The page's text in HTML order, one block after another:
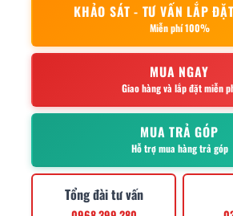
KHẢO SÁT - TƯ VẤN LẮP
Miễn phí 100%
MUA NGAY
Giao hàng và lắp đặt miễn
MUA TRẢ GÓP
Hỗ trợ mua hàng trả góp
Tổng đài tư vấn